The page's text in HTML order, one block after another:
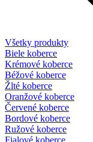
Všetky produkty
Biele koberce
Krémové koberce
Béžové koberce
Žlté koberce
Oranžové koberce
Červené koberce
Bordové koberce
Ružové koberce
Fialové koberce